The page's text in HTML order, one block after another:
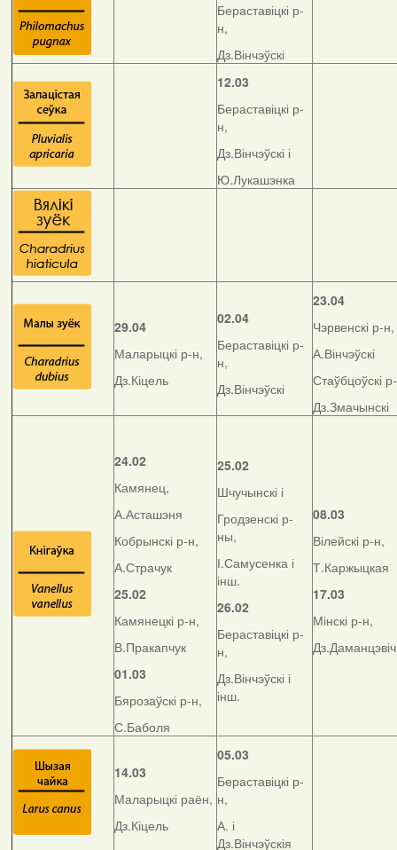
Бераставіцкі р-
н,
Дз.Вінчэўскі
12.03
Бераставіцкі р-
н,
Дз.Вінчэўскі і
Ю.Лукашэнка
29.04
Маларыцкі р-н,
Дз.Кіцель
02.04
Бераставіцкі р-
н,
Дз.Вінчэўскі
23.04
Чэрвенскі р-н,
А.Вінчэўскі
Стаўбцоўскі
Дз.Змачынскі
24.02
Камянец,
А.Асташэня
Кобрынскі р-н,
А.Страчук
25.02
Камянецкі р-н,
В.Пракапчук
01.03
Бярозаўскі р-н,
С.Баболя
25.02
Шчучынскі і
Гродзенскі р-
ны,
І.Самусенка і
інш.
26.02
Бераставіцкі р-
н,
Дз.Вінчэўскі і
інш.
08.03
Вілейскі р-н,
Т.Каржыцкая
17.03
Мінскі р-н,
Дз.Даманцэвіч
14.03
Маларыцкі раён,
Дз.Кіцель
05.03
Бераставіцкі р-
н,
А. і
Дз.Вінчэўскія